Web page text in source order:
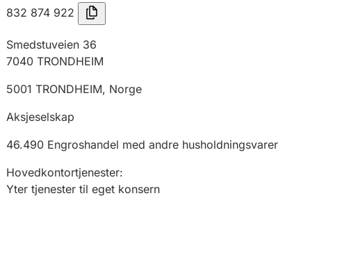
832 874 922
Smedstuveien 36
7040 TRONDHEIM
5001 TRONDHEIM, Norge
Aksjeselskap
46.490 Engroshandel med andre husholdningsvarer
Hovedkontortjenester:
Yter tjenester til eget konsern